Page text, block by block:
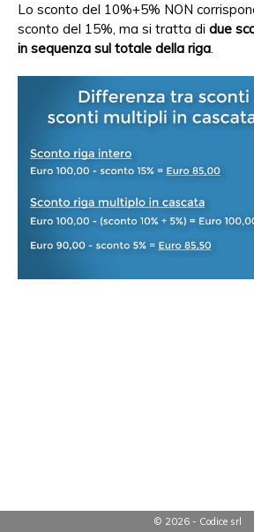
Lo sconto del 10%+5% NON
sconto del 15%, ma si tratta di due
in sequenza sul totale della riga.
© 2026 - Codice srl